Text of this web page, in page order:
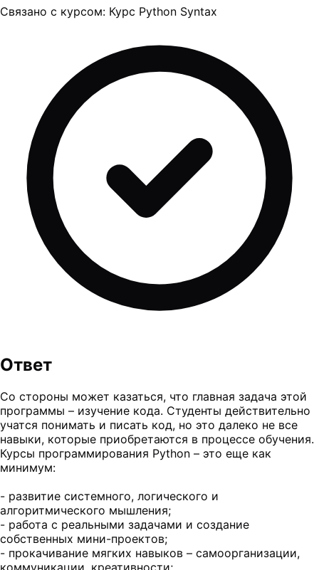
Связано с курсом: Курс Python Syntax
Ответ
Со стороны может казаться, что главная задача этой
программы – изучение кода. Студенты действительно
учатся понимать и писать код, но это далеко не все
навыки, которые приобретаются в процессе обучения.
Курсы программирования Python – это еще как
минимум:
- развитие системного, логического и
алгоритмического мышления;
- работа с реальными задачами и создание
собственных мини-проектов;
- прокачивание мягких навыков – самоорганизации,
коммуникации, креативности;